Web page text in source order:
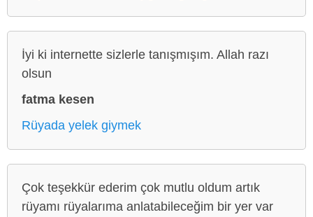
İyi ki internette sizlerle tanışmışım. Allah razı
olsun
fatma kesen
Rüyada yelek giymek
Çok teşekkür ederim çok mutlu oldum artık
rüyamı rüyalarıma anlatabileceğim bir yer var